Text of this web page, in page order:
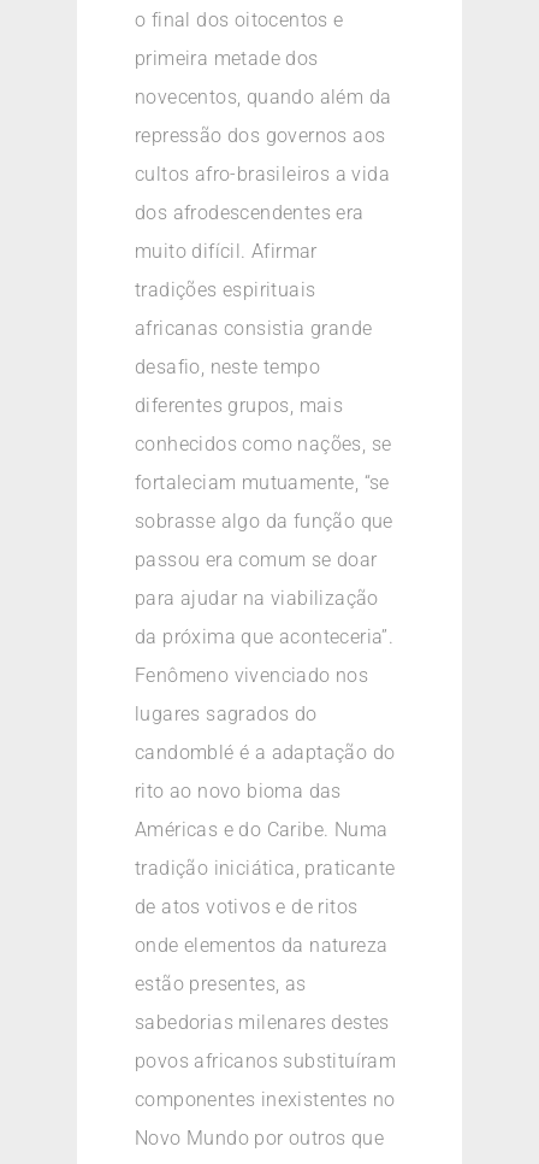
o final dos oitocentos e
primeira metade dos
novecentos, quando além da
repressão dos governos aos
cultos afro-brasileiros a vida
dos afrodescendentes era
muito difícil. Afirmar
tradições espirituais
africanas consistia grande
desafio, neste tempo
diferentes grupos, mais
conhecidos como nações, se
fortaleciam mutuamente, “se
sobrasse algo da função que
passou era comum se doar
para ajudar na viabilização
da próxima que aconteceria”.
Fenômeno vivenciado nos
lugares sagrados do
candomblé é a adaptação do
rito ao novo bioma das
Américas e do Caribe. Numa
tradição iniciática, praticante
de atos votivos e de ritos
onde elementos da natureza
estão presentes, as
sabedorias milenares destes
povos africanos substituíram
componentes inexistentes no
Novo Mundo por outros que